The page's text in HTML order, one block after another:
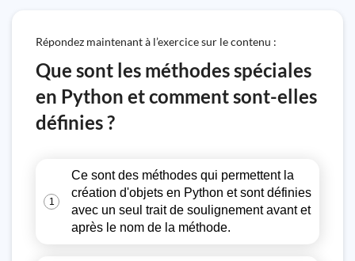
Répondez maintenant à l’exercice sur le contenu :
Que sont les méthodes spéciales
en Python et comment sont-elles
définies ?
1
Ce sont des méthodes qui permettent la
création d'objets en Python et sont définies
avec un seul trait de soulignement avant et
après le nom de la méthode.